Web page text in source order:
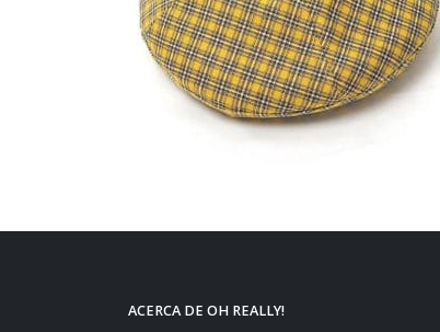
ACERCA DE OH REALLY!